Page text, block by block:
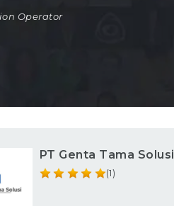
Operator
PT Genta Tama Solusi
(1)